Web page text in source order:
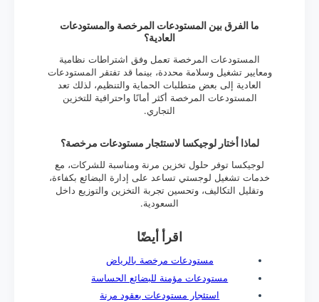
ما الفرق بين المستودعات المرخصة والمستودعات
العادية؟
المستودعات المرخصة تعمل وفق اشتراطات نظامية
ومعايير تشغيل وسلامة محددة، بينما قد تفتقر المستودعات
العادية إلى بعض متطلبات الحماية والتنظيم، لذلك تعد
المستودعات المرخصة أكثر أمانًا واحترافية للتخزين
التجاري.
لماذا أختار لوجيكسا لاستئجار مستودعات مرخصة؟
لوجيكسا توفر حلول تخزين مرنة ومناسبة للشركات، مع
خدمات تشغيل لوجستي تساعد على إدارة البضائع بكفاءة،
وتقليل التكاليف، وتحسين تجربة التخزين والتوزيع داخل
السعودية.
اقرأ أيضًا
مستودعات مرخصة بالرياض
مستودعات مؤمنة للبضائع الحساسة
استئجار مستودعات بعقود مرنة